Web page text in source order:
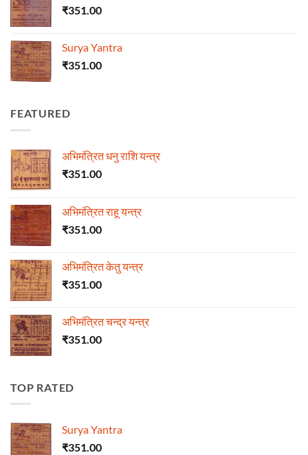
₹351.00
Surya Yantra
₹351.00
FEATURED
अभिमंत्रित धनु राशि यन्त्र
₹351.00
अभिमंत्रित राहू यन्त्र
₹351.00
अभिमंत्रित केतु यन्त्र
₹351.00
अभिमंत्रित चन्द्र यन्त्र
₹351.00
TOP RATED
Surya Yantra
₹351.00